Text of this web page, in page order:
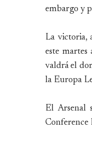
embargo y
La victoria,
este martes
valdrá el
la Europa
El Arsenal
Conference